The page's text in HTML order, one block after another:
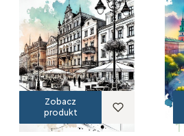
Zobacz
produkt